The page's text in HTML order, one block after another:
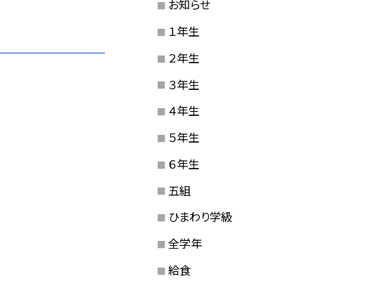
お知らせ
１年生
２年生
３年生
４年生
５年生
６年生
五組
ひまわり学級
全学年
給食